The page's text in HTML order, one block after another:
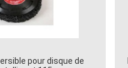
pour disque de